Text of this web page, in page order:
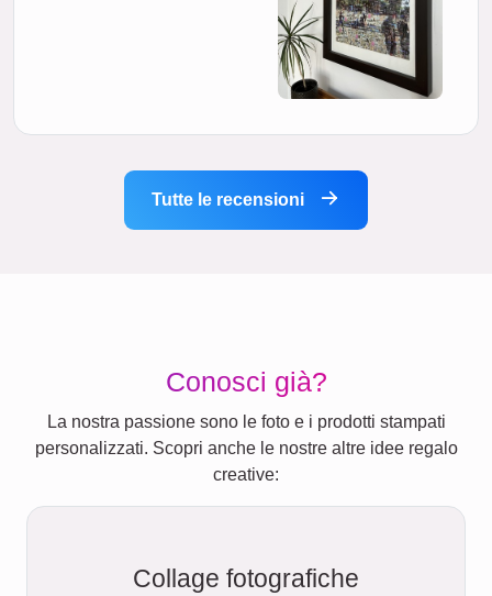
Tutte le recensioni
Conosci già?
La nostra passione sono le foto e i prodotti stampati
personalizzati. Scopri anche le nostre altre idee regalo
creative:
Collage fotografiche